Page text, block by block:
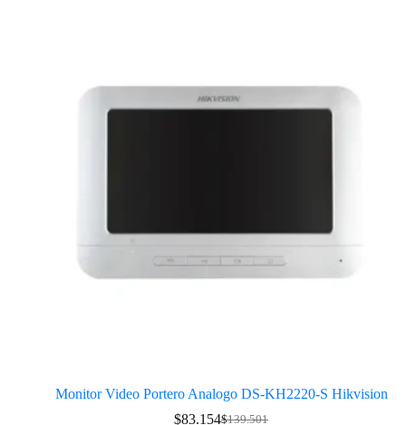
Monitor Video Portero Analogo DS-KH2220-S Hikvision
$139.501
$83.154